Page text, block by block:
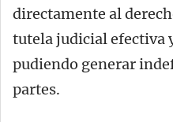
directamente al
tutela judicial efectiva
pudiendo generar
partes.